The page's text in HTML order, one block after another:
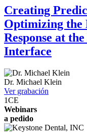
Creating
Optimizing the
Response at
Interface
Dr. Michael Klein
Ver grabación
1CE
Webinars
a pedido